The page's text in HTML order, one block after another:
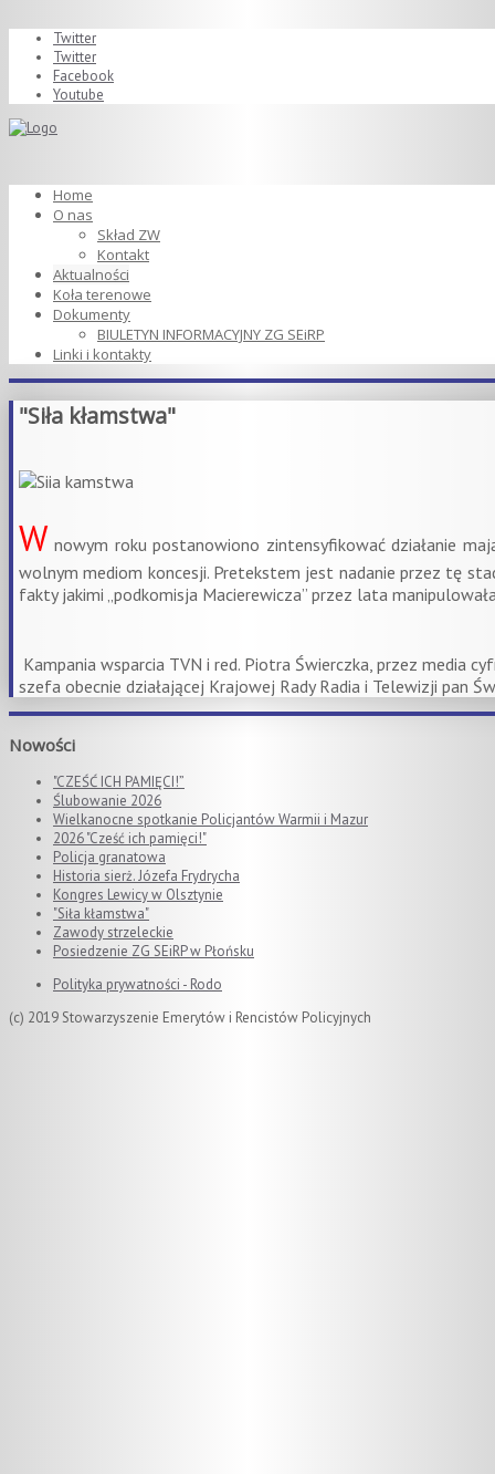
Twitter
Twitter
Facebook
Youtube
Home
O nas
Skład ZW
Kontakt
Aktualności
Koła terenowe
Dokumenty
BIULETYN INFORMACYJNY ZG SEiRP
Linki i kontakty
"Siła kłamstwa"
W nowym roku postanowiono zintensyfikować działanie
wolnym mediom koncesji. Pretekstem jest nadanie przez tę
fakty jakimi „podkomisja Macierewicza” przez lata
Kampania wsparcia TVN i red. Piotra Świerczka, przez media
szefa obecnie działającej Krajowej Rady Radia i Telewizji pan
Nowości
"CZEŚĆ ICH PAMIĘCI!”
Ślubowanie 2026
Wielkanocne spotkanie Policjantów Warmii i Mazur
2026 "Cześć ich pamięci!"
Policja granatowa
Historia sierż. Józefa Frydrycha
Kongres Lewicy w Olsztynie
"Siła kłamstwa"
Zawody strzeleckie
Posiedzenie ZG SEiRP w Płońsku
Polityka prywatności - Rodo
(c) 2019 Stowarzyszenie Emerytów i Rencistów Policyjnych